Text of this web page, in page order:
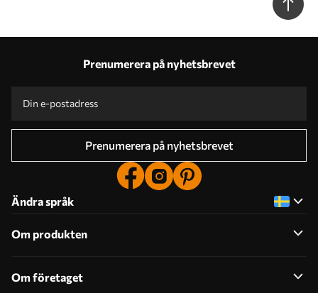
Prenumerera på nyhetsbrevet
Prenumerera på nyhetsbrevet
Ändra språk
Om produkten
Om företaget